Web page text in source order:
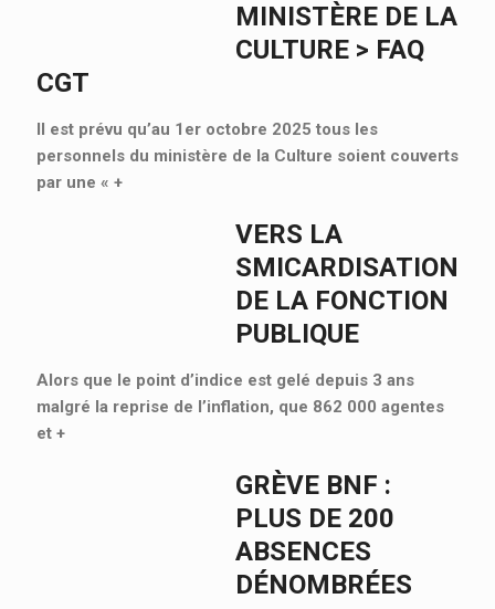
MINISTÈRE DE LA
CULTURE > FAQ
CGT
Il est prévu qu’au 1er octobre 2025 tous les
personnels du ministère de la Culture soient couverts
par une « +
VERS LA
SMICARDISATION
DE LA FONCTION
PUBLIQUE
Alors que le point d’indice est gelé depuis 3 ans
malgré la reprise de l’inflation, que 862 000 agentes
et +
GRÈVE BNF :
PLUS DE 200
ABSENCES
DÉNOMBRÉES